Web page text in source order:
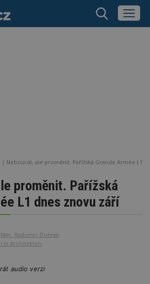
Nebourat, ale proměnit. Pařížská Grande Armée L1
proměnit. Pařížská
L1 dnes znovu září
Mgr. Radomír Dohnal
Architekten
audio verzi